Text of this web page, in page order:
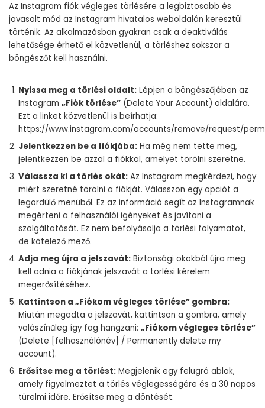
Az Instagram fiók végleges törlésére a legbiztosabb és
javasolt mód az Instagram hivatalos weboldalán keresztül
történik. Az alkalmazásban gyakran csak a deaktiválás
lehetősége érhető el közvetlenül, a törléshez sokszor a
böngészőt kell használni.
Nyissa meg a törlési oldalt: Lépjen a böngészőjében az
Instagram „Fiók törlése” (Delete Your Account) oldalára.
Ezt a linket közvetlenül is beírhatja:
https://www.instagram.com/accounts/remove/request/
Jelentkezzen be a fiókjába: Ha még nem tette meg,
jelentkezzen be azzal a fiókkal, amelyet törölni szeretne.
Válassza ki a törlés okát: Az Instagram megkérdezi, hogy
miért szeretné törölni a fiókját. Válasszon egy opciót a
legördülő menüből. Ez az információ segít az Instagramnak
megérteni a felhasználói igényeket és javítani a
szolgáltatását. Ez nem befolyásolja a törlési folyamatot,
de kötelező mező.
Adja meg újra a jelszavát: Biztonsági okokból újra meg
kell adnia a fiókjának jelszavát a törlési kérelem
megerősítéséhez.
Kattintson a „Fiókom végleges törlése” gombra:
Miután megadta a jelszavát, kattintson a gombra, amely
valószínűleg így fog hangzani: „Fiókom végleges törlése”
(Delete [felhasználónév] / Permanently delete my
account).
Erősítse meg a törlést: Megjelenik egy felugró ablak,
amely figyelmeztet a törlés véglegességére és a 30 napos
türelmi időre. Erősítse meg a döntését.